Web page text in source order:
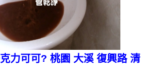
力可可? 桃園 大溪 復興路 清